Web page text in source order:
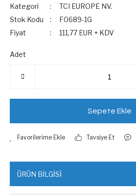
Kategori
TCI EUROPE NV.
Stok Kodu
F0689-1G
Fiyat
111,77 EUR + KDV
Adet
Sepete Ekle
Tavsiye Et
ÜRÜN BİLGİSİ